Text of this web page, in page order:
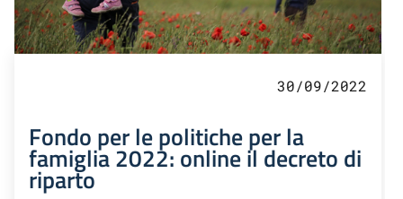
30/09/2022
Fondo per le politiche per la
famiglia 2022: online il decreto di
riparto